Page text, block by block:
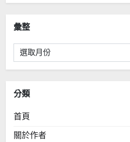
彙整
彙
整
分類
首頁
關於作者